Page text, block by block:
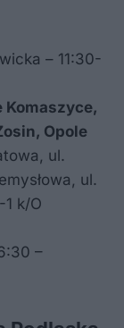
– 11:30-
Komaszyce,
Opole
ul.
ul.
k/O
–